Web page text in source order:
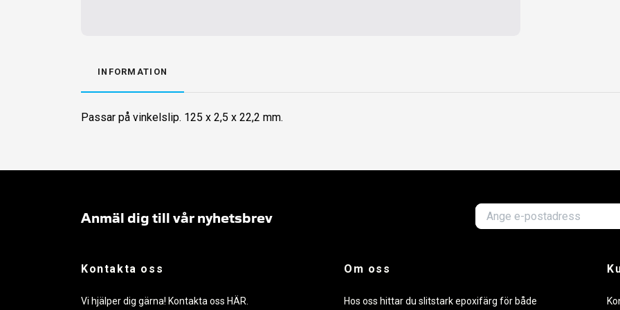
INFORMATION
Passar på vinkelslip. 125 x 2,5 x 22,2 mm.
Anmäl dig till vår nyhetsbrev
Kontakta oss
Vi hjälper dig gärna! Kontakta oss HÄR
Om oss
Hos oss hittar du slitstark epoxifärg för både